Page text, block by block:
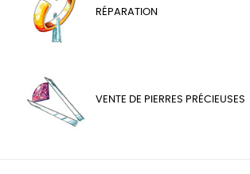
RÉPARATION
VENTE DE PIERRES PRÉCIEUSES